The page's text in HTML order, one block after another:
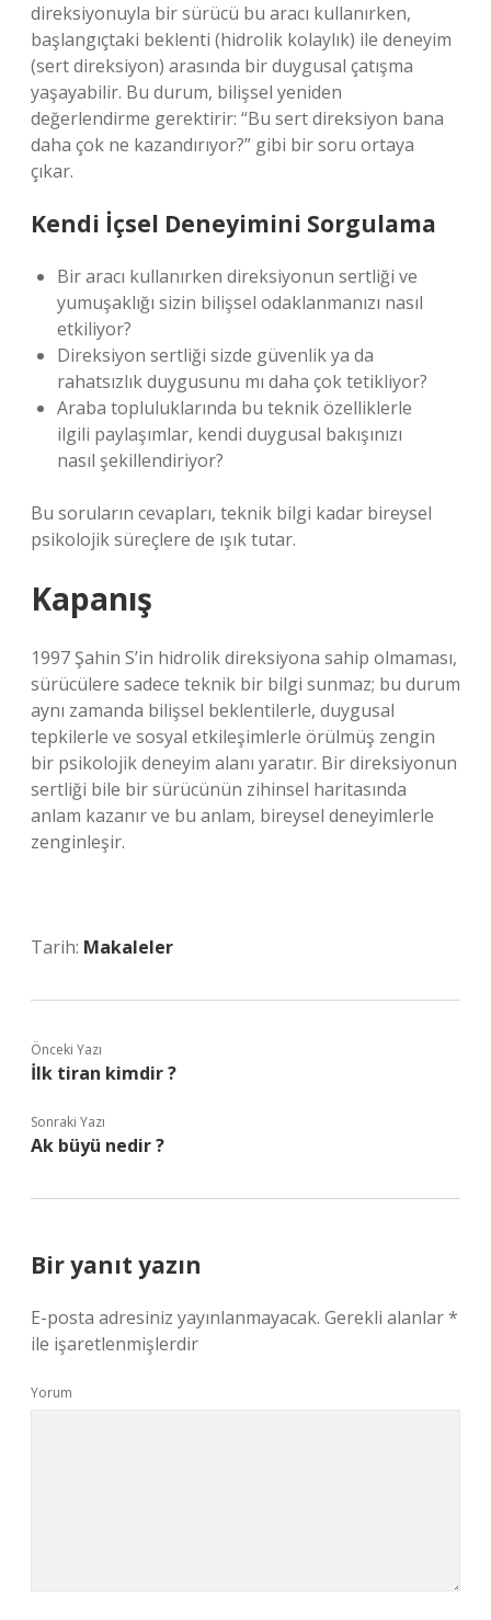
direksiyonuyla bir sürücü bu aracı kullanırken,
başlangıçtaki beklenti (hidrolik kolaylık) ile deneyim
(sert direksiyon) arasında bir duygusal çatışma
yaşayabilir. Bu durum, bilişsel yeniden
değerlendirme gerektirir: “Bu sert direksiyon bana
daha çok ne kazandırıyor?” gibi bir soru ortaya
çıkar.
Kendi İçsel Deneyimini Sorgulama
Bir aracı kullanırken direksiyonun sertliği ve
yumuşaklığı sizin bilişsel odaklanmanızı nasıl
etkiliyor?
Direksiyon sertliği sizde güvenlik ya da
rahatsızlık duygusunu mı daha çok tetikliyor?
Araba topluluklarında bu teknik özelliklerle
ilgili paylaşımlar, kendi duygusal bakışınızı
nasıl şekillendiriyor?
Bu soruların cevapları, teknik bilgi kadar bireysel
psikolojik süreçlere de ışık tutar.
Kapanış
1997 Şahin S’in hidrolik direksiyona sahip olmaması,
sürücülere sadece teknik bir bilgi sunmaz; bu durum
aynı zamanda bilişsel beklentilerle, duygusal
tepkilerle ve sosyal etkileşimlerle örülmüş zengin
bir psikolojik deneyim alanı yaratır. Bir direksiyonun
sertliği bile bir sürücünün zihinsel haritasında
anlam kazanır ve bu anlam, bireysel deneyimlerle
zenginleşir.
Tarih: Makaleler
Önceki Yazı
İlk tiran kimdir ?
Sonraki Yazı
Ak büyü nedir ?
Bir yanıt yazın
E-posta adresiniz yayınlanmayacak. Gerekli alanlar*
ile işaretlenmişlerdir
Yorum